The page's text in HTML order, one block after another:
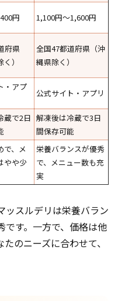
円 1,100円〜1,600円
府県
）
全国47都道府県（沖
縄県除く）
・アプ
公式サイト・アプリ
蔵で2日 解凍後は冷蔵で3日
間保存可能
で、メ
やや少
栄養バランスが優秀
で、メニュー数も充
実
ッスルデリは栄養バラン
です。一方で、価格は他
のニーズに合わせて、